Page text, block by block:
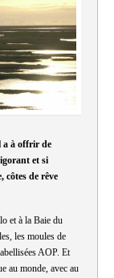
a à offrir de
et si
côtes de rêve
et à la Baie du
les moules de
AOP. Et
au monde, avec au